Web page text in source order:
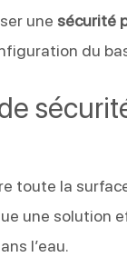
une sécurité
du
toute la
une solution
l’eau.